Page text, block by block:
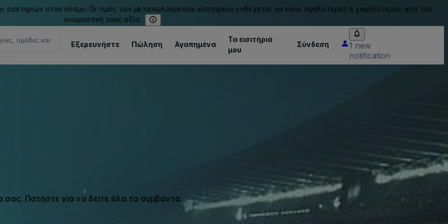
στον κόσμο. Οι τιμές των μεταπωλούμενων εισιτηρίων ενδέχεται να είναι υψηλότερες ή χαμηλότερες από την
ονομαστική τους αξία.
Εξερευνήστε Πώληση Αγαπημένα
Τα εισιτήριά
μου
Σύνδεση
1 new
notification
Πατήστε για να δείτε όλα τα συμβάντα.